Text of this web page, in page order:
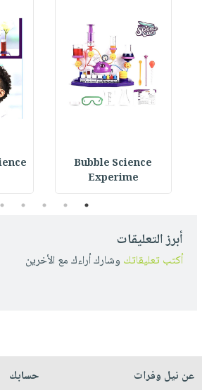
Bubble Science
Experime
1
2
3
4
5
أبرز التعليقات
أكتب تعليقاتك وشارك أراءك مع الأخرين
عن نيل وفرات
حسابك